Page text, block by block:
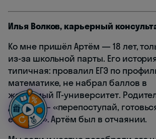
Илья Волков, карьерный
Ко мне пришёл Артём — 18 лет,
из-за школьной парты. Его
типичная: провалил ЕГЭ по
математике, не набрал баллов в
желаемый IT-университет.
давили — «перепоступай,
ещё год». Артём был в отчаянии.